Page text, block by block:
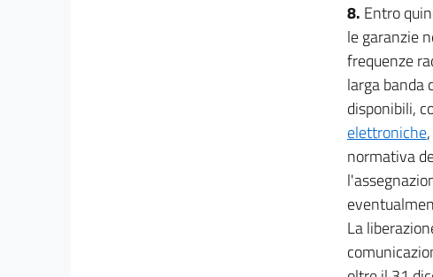
8. Entro
le garanzie
frequenze
larga banda
disponibili,
elettroniche
normativa
La